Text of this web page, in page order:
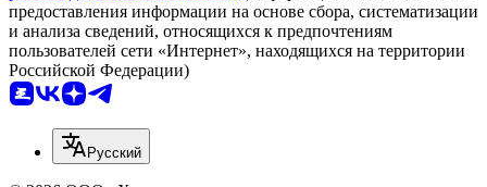
предоставления информации на основе сбора, систематизации
и анализа сведений, относящихся к предпочтениям
пользователей сети «Интернет», находящихся на территории
Российской Федерации)
Русский